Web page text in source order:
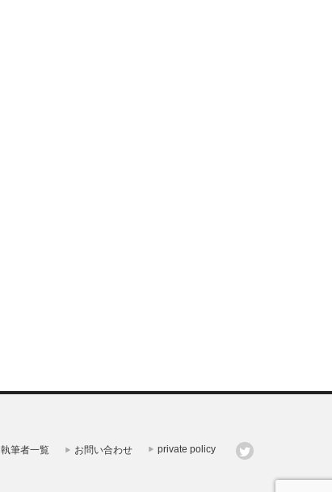
執筆者一覧 お問い合わせ private policy